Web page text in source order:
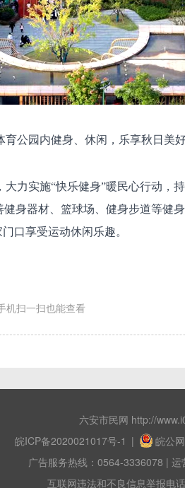
公园内健身、休闲，乐享秋日美好
力实施“快乐健身”暖民心行动，
身器材、篮球场、健身步道等健
口享受运动休闲乐趣。
机扫一扫也能查看
六安市民网 http://
皖ICP备2020021017号-1 |
皖公
广告服务热线：0564-3336078 |
互联网违法和不良信息举报电